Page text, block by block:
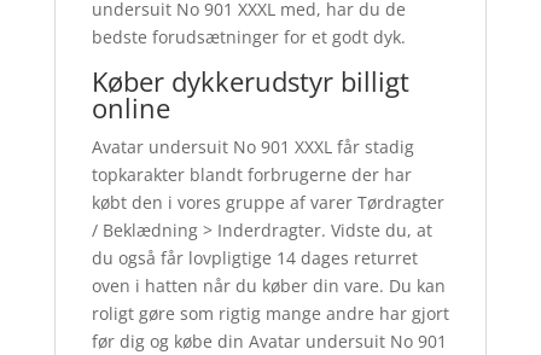
undersuit No 901 XXXL med, har du de
bedste forudsætninger for et godt dyk.
Køber dykkerudstyr billigt
online
Avatar undersuit No 901 XXXL får stadig
topkarakter blandt forbrugerne der har
købt den i vores gruppe af varer Tørdragter
/ Beklædning > Inderdragter. Vidste du, at
du også får lovpligtige 14 dages returret
oven i hatten når du køber din vare. Du kan
roligt gøre som rigtig mange andre har gjort
før dig og købe din Avatar undersuit No 901